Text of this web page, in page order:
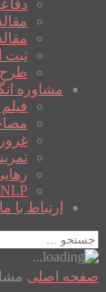
ثبت
مشاوره
NLP
ارتباط با ما
صفحه اصلی